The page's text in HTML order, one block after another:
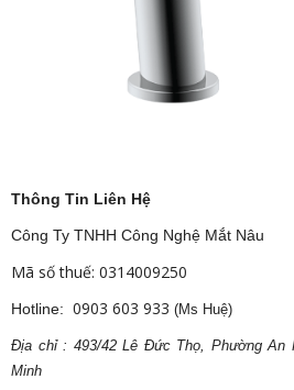
Thông Tin Liên Hệ
Công Ty TNHH Công Nghệ Mắt Nâu
Mã số thuế: 0314009250
Hotline: 0903 603 933 (Ms Huệ)
Địa chỉ : 493/42 Lê Đức Thọ, Phường An
Minh